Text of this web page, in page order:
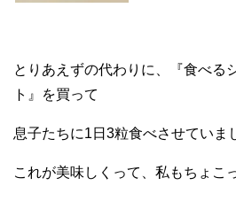
とりあえずの代わりに、『食べる
ト』を買って
息子たちに1日3粒食べさせていま
これが美味しくって、私もちょこ